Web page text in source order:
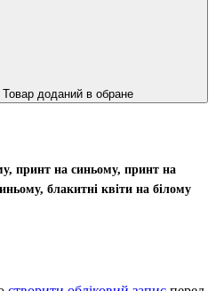
Товар доданий в обране
принт на синьому, принт на
блакитні квіти на білому